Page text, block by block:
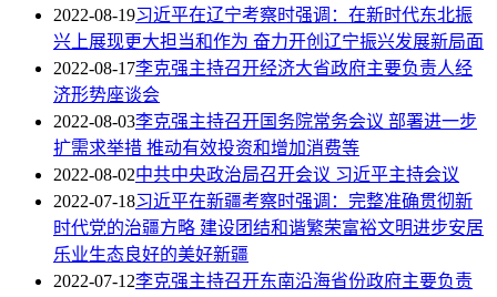
2022-08-19习近平在辽宁考察时强调：在新时代东北振
兴上展现更大担当和作为 奋力开创辽宁振兴发展新局面
2022-08-17李克强主持召开经济大省政府主要负责人经
济形势座谈会
2022-08-03李克强主持召开国务院常务会议 部署进一步
扩需求举措 推动有效投资和增加消费等
2022-08-02中共中央政治局召开会议 习近平主持会议
2022-07-18习近平在新疆考察时强调：完整准确贯彻新
时代党的治疆方略 建设团结和谐繁荣富裕文明进步安居
乐业生态良好的美好新疆
2022-07-12李克强主持召开东南沿海省份政府主要负责